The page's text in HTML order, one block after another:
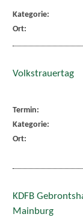
Kategorie:
Ort:
Volkstrauertag
Termin:
Kategorie:
Ort:
KDFB
Mainburg